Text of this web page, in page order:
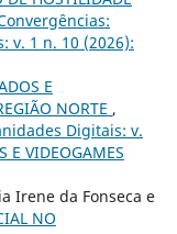
v. 1 n. 10 (2026):
E
NORTE ,
Digitais: v.
E VIDEOGAMES
Irene da Fonseca e
NO